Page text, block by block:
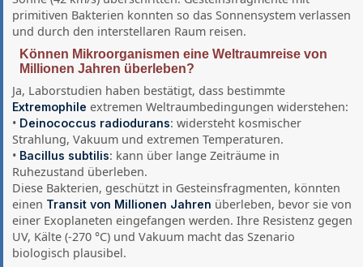
primitiven Bakterien konnten so das Sonnensystem verlassen
und durch den interstellaren Raum reisen.
Können Mikroorganismen eine Weltraumreise von
Millionen Jahren überleben?
Ja, Laborstudien haben bestätigt, dass bestimmte
Extremophile extremen Weltraumbedingungen widerstehen:
• Deinococcus radiodurans: widersteht kosmischer
Strahlung, Vakuum und extremen Temperaturen.
• Bacillus subtilis: kann über lange Zeiträume in
Ruhezustand überleben.
Diese Bakterien, geschützt in Gesteinsfragmenten, könnten
einen Transit von Millionen Jahren überleben, bevor sie von
einer Exoplaneten eingefangen werden. Ihre Resistenz gegen
UV, Kälte (-270 °C) und Vakuum macht das Szenario
biologisch plausibel.